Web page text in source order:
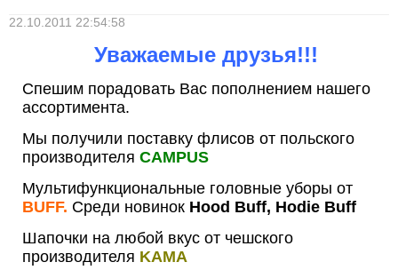
22.10.2011 22:54:58
Уважаемые друзья!!!
Спешим порадовать Вас пополнением нашего
ассортимента.
Мы получили поставку флисов от польского
производителя CAMPUS
Мультифункциональные головные уборы от
BUFF. Среди новинок Hood Buff, Hodie Buff
Шапочки на любой вкус от чешского
производителя KAMA